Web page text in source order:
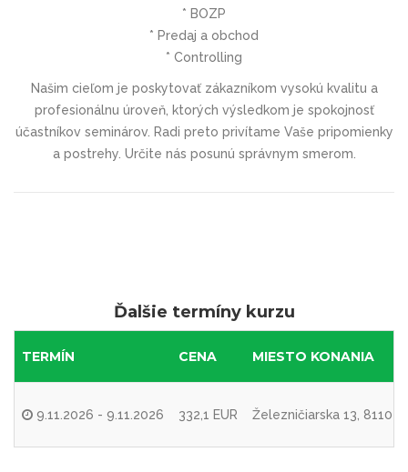
* BOZP
* Predaj a obchod
* Controlling
Našim cieľom je poskytovať zákazníkom vysokú kvalitu a
profesionálnu úroveň, ktorých výsledkom je spokojnosť
účastníkov seminárov. Radi preto privítame Vaše pripomienky
a postrehy. Určite nás posunú správnym smerom.
Ďalšie termíny kurzu
TERMÍN CENA MIESTO KONANIA
9.11.2026 - 9.11.2026 332,1 EUR Železničiarska 13, 81104